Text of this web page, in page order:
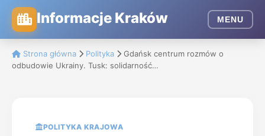
Informacje Kraków MENU
Strona główna Polityka
Gdańsk centrum rozmów o
odbudowie Ukrainy. Tusk: solidarność…
POLITYKA KRAJOWA